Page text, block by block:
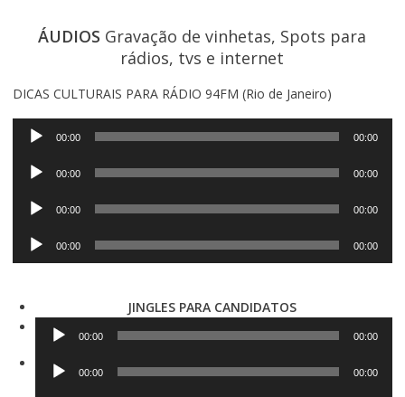
ÁUDIOS Gravação de vinhetas, Spots para
rádios, tvs e internet
DICAS CULTURAIS PARA RÁDIO 94FM (Rio de Janeiro)
Tocador
áudio
00:00 00:00
Tocador
áudio
00:00 00:00
Tocador
áudio
00:00 00:00
Tocador
00:00 00:00
JINGLES PARA CANDIDATOS
Tocador
áudio
00:00 00:00
Tocador
00:00 00:00